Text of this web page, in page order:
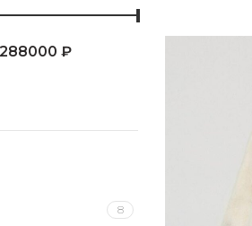
288000 ₽
8